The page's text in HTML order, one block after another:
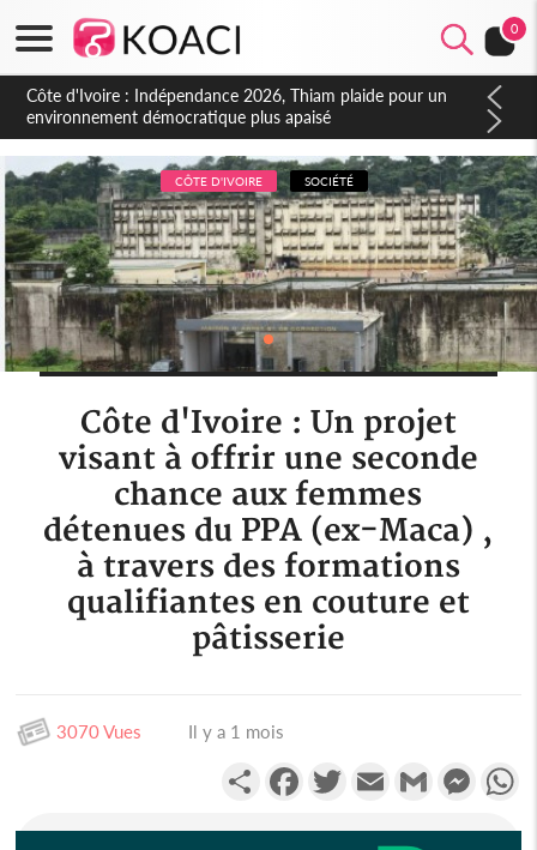
0
Côte d'Ivoire : Concours INFAS 2026, les convocations
seront disponibles à compter du samedi
CÔTE D'IVOIRE SOCIÉTÉ
Côte d'Ivoire : Un projet
visant à offrir une seconde
chance aux femmes
détenues du PPA (ex-Maca) ,
à travers des formations
qualifiantes en couture et
pâtisserie
3070 Vues Il y a 1 mois
PartagerFacebookTwitterEmail Gmail